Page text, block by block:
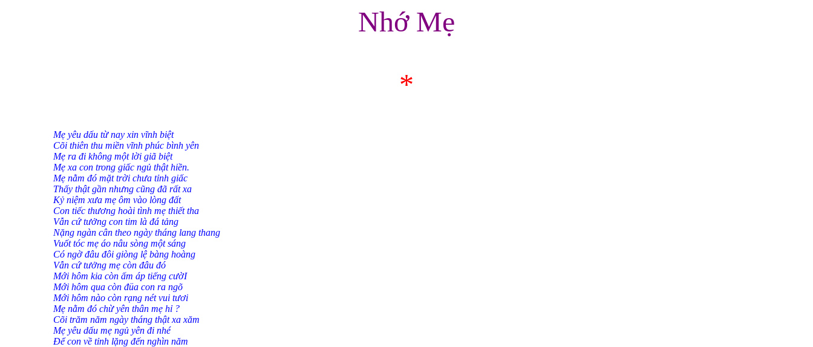
Nhớ Mẹ
*
Mẹ yêu dấu từ nay xin vĩnh biệt
Cõi thiên thu miền vĩnh phúc bình yên
Mẹ ra đi không một lời giã biệt
Mẹ xa con trong giấc ngủ thật hiền.
Mẹ nằm đó mặt trời chưa tỉnh giấc
Thấy thật gần nhưng cũng đã rất xa
Kỷ niệm xưa mẹ ôm vào lòng đất
Con tiếc thương hoài tình mẹ thiết tha
Vẫn cứ tưởng con tim là đá tảng
Nặng ngàn cân theo ngày tháng lang thang
Vuốt tóc mẹ áo nâu sòng một sáng
Có ngờ đâu đôi giòng lệ bàng hoàng
Vẫn cứ tưởng mẹ còn đâu đó
Mới hôm kia còn ấm áp tiếng cườI
Mới hôm qua còn đüa con ra ngõ
Mới hôm nào còn rạng nét vui tươi
Mẹ nằm đó chừ yên thân mẹ hỉ ?
Cõi trăm năm ngày tháng thật xa xăm
Mẹ yêu dấu mẹ ngủ yên đi nhé
Ðể con về tỉnh lặng đến nghìn năm